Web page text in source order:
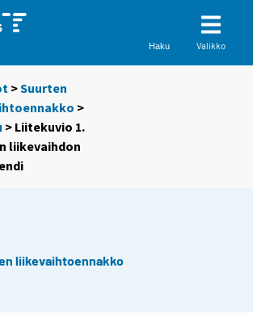
Haku Valikko
>Suurten
>
> Liitekuvio 1.
liikevaihdon
liikevaihtoennakko